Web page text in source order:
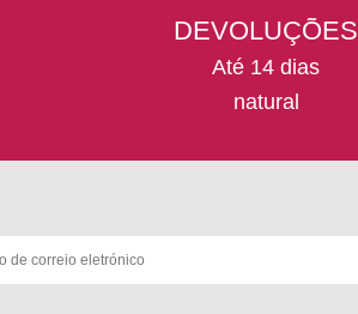
DEVOLUÇÕES
Até 14 dias
natural